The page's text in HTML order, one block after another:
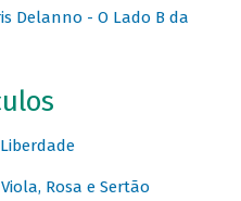
Delanno - O Lado B da
Viola, Rosa e Sertão